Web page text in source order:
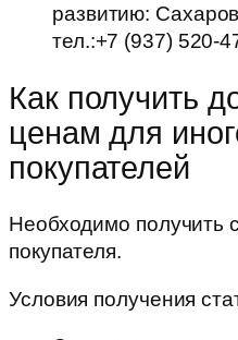
развитию:
тел.:+7 (937) 520-
Как получить
ценам для
покупателей
Необходимо получить
покупателя.
Условия получения